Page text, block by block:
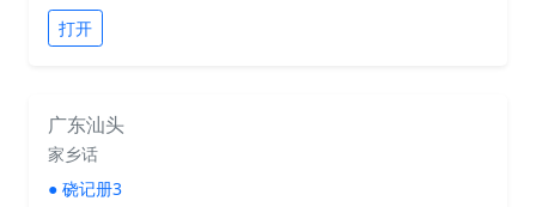
打开
广东汕头
家乡话
● 硗记册3